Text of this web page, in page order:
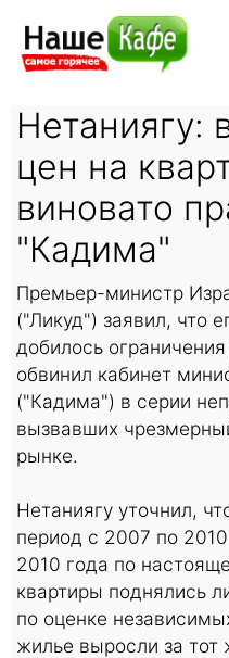
Нетаниягу:
цен на
виновато
"Кадима"
Премьер-министр
("Ликуд") заявил, что
добилось
обвинил кабинет
("Кадима") в серии
вызвавших
рынке.
Нетаниягу уточнил,
период с 2007 по
2010 года по
квартиры поднялись
по оценке
жилье выросли за тот